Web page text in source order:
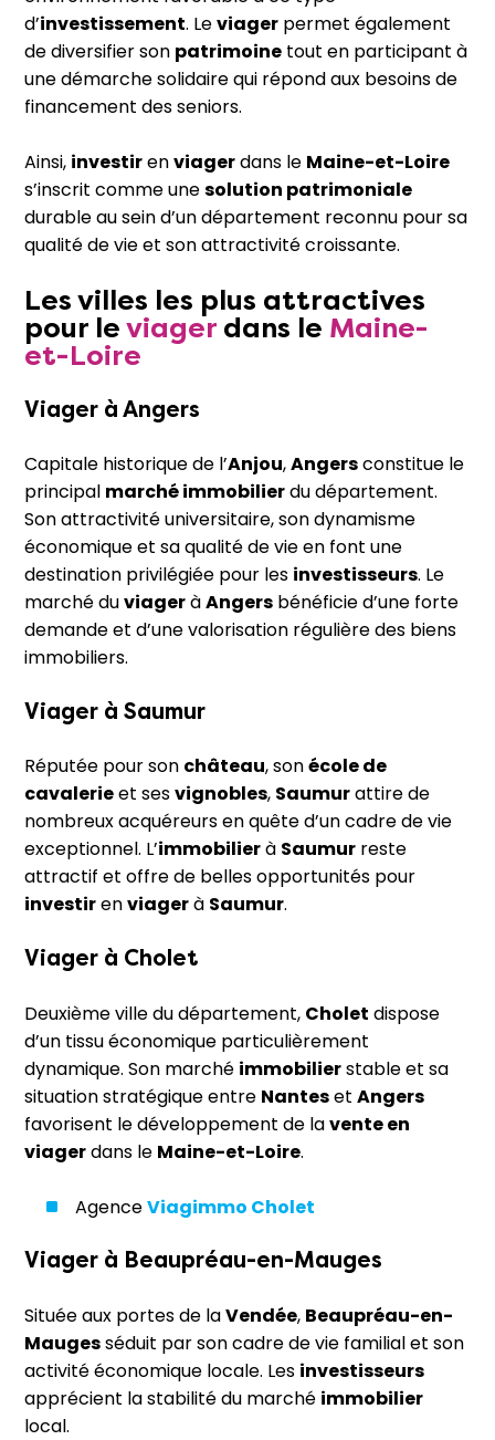
d’investissement. Leviager permet également
de diversifier son patrimoine tout en participant à
une démarche solidaire qui répond aux besoins de
financement des seniors.
Ainsi, investirenviagerdans le Maine-et-Loire
s’inscrit comme unesolution patrimoniale
durable au sein d’un département reconnu pour sa
qualité de vie et son attractivité croissante.
Les villes les plus attractives
pour le viager dans le Maine-
et-Loire
Viager à Angers
Capitale historique de l’Anjou,Angersconstitue le
principal marché immobilierdu département.
Son attractivité universitaire, son dynamisme
économique et sa qualité de vie en font une
destination privilégiée pour les investisseurs. Le
marché duviageràAngers bénéficie d’une forte
demande et d’une valorisation régulière des biens
immobiliers.
Viager à Saumur
Réputée pour son château, sonécole de
cavalerieet sesvignobles, Saumurattire de
nombreux acquéreurs en quête d’un cadre de vie
exceptionnel. L’immobilierà Saumur reste
attractif et offre de belles opportunités pour
investirenviagerà Saumur.
Viager à Cholet
Deuxième ville du département, Cholet dispose
d’un tissu économique particulièrement
dynamique. Son marché immobilierstable et sa
situation stratégique entre Nanteset Angers
favorisent le développement de lavente en
viagerdans le Maine-et-Loire.
AgenceViagimmo Cholet
Viager à Beaupréau-en-Mauges
Située aux portes de laVendée, Beaupréau-en-
Maugesséduit par son cadre de vie familial et son
activité économique locale. Les investisseurs
apprécient la stabilité du marché immobilier
local.